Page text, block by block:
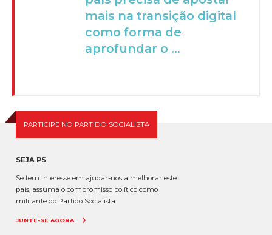
mais na transição digital
como forma de
aprofundar o ...
PARTICIPE NO PARTIDO SOCIALISTA
SEJA PS
Se tem interesse em ajudar-nos a melhorar este
país, assuma o compromisso político como
militante do Partido Socialista.
JUNTE-SE AGORA